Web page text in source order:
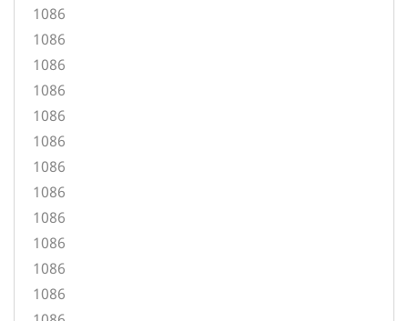
1086
1086
1086
1086
1086
1086
1086
1086
1086
1086
1086
1086